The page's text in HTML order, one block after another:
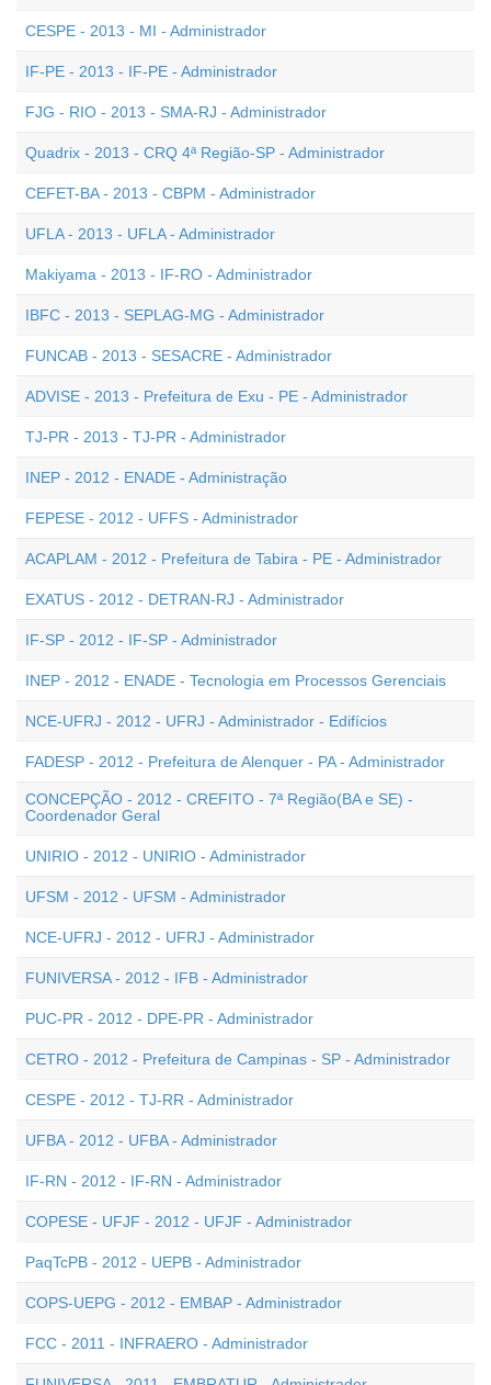
CESPE - 2013 - MI - Administrador
IF-PE - 2013 - IF-PE - Administrador
FJG - RIO - 2013 - SMA-RJ - Administrador
Quadrix - 2013 - CRQ 4ª Região-SP - Administrador
CEFET-BA - 2013 - CBPM - Administrador
UFLA - 2013 - UFLA - Administrador
Makiyama - 2013 - IF-RO - Administrador
IBFC - 2013 - SEPLAG-MG - Administrador
FUNCAB - 2013 - SESACRE - Administrador
ADVISE - 2013 - Prefeitura de Exu - PE - Administrador
TJ-PR - 2013 - TJ-PR - Administrador
INEP - 2012 - ENADE - Administração
FEPESE - 2012 - UFFS - Administrador
ACAPLAM - 2012 - Prefeitura de Tabira - PE - Administrador
EXATUS - 2012 - DETRAN-RJ - Administrador
IF-SP - 2012 - IF-SP - Administrador
INEP - 2012 - ENADE - Tecnologia em Processos Gerenciais
NCE-UFRJ - 2012 - UFRJ - Administrador - Edifícios
FADESP - 2012 - Prefeitura de Alenquer - PA - Administrador
CONCEPÇÃO - 2012 - CREFITO - 7ª Região(BA e SE) -
Coordenador Geral
UNIRIO - 2012 - UNIRIO - Administrador
UFSM - 2012 - UFSM - Administrador
NCE-UFRJ - 2012 - UFRJ - Administrador
FUNIVERSA - 2012 - IFB - Administrador
PUC-PR - 2012 - DPE-PR - Administrador
CETRO - 2012 - Prefeitura de Campinas - SP - Administrador
CESPE - 2012 - TJ-RR - Administrador
UFBA - 2012 - UFBA - Administrador
IF-RN - 2012 - IF-RN - Administrador
COPESE - UFJF - 2012 - UFJF - Administrador
PaqTcPB - 2012 - UEPB - Administrador
COPS-UEPG - 2012 - EMBAP - Administrador
FCC - 2011 - INFRAERO - Administrador